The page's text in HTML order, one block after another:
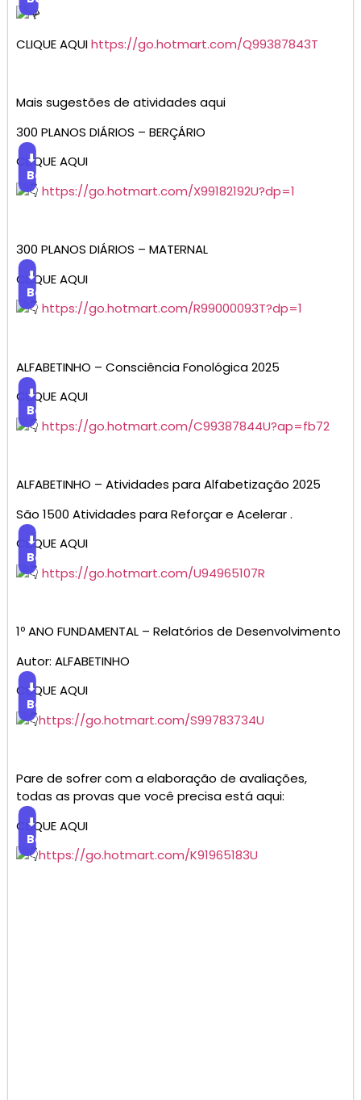
CLIQUE AQUIhttps://go.hotmart.com/Q99387843T
Mais sugestões de atividades aqui
300 PLANOS DIÁRIOS – BERÇÁRIO
CLIQUE AQUI
⬇
Baixar
https://go.hotmart.com/X99182192U?dp=1
300 PLANOS DIÁRIOS – MATERNAL
CLIQUE AQUI
⬇
Baixar
https://go.hotmart.com/R99000093T?dp=1
ALFABETINHO – Consciência Fonológica 2025
CLIQUE AQUI
⬇
Baixar
https://go.hotmart.com/C99387844U?ap=fb72
ALFABETINHO – Atividades para Alfabetização 2025
São 1500 Atividades para Reforçar e Acelerar .
CLIQUE AQUI
⬇
Baixar
https://go.hotmart.com/U94965107R
1º ANO FUNDAMENTAL – Relatórios de Desenvolvimento
Autor: ALFABETINHO
CLIQUE AQUI
⬇
Baixar
https://go.hotmart.com/S99783734U
Pare de sofrer com a elaboração de avaliações,
todas as provas que você precisa está aqui:
CLIQUE AQUI
⬇
Baixar
https://go.hotmart.com/K91965183U